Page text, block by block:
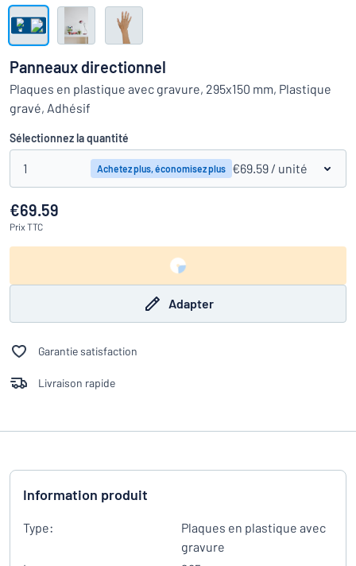
ne parvenez pas à trouver ce que vous cherchez ? À vous de
travail
Montrer toutes les catégories
Demande
devis
Se
connecter
Service
clients
Entreprise
Panneaux directionnel
Plaques en plastique avec gravure, 295x150 mm, Plastique
gravé, Adhésif
Sélectionnez la quantité
1 Achetez plus, économisez plus €69.59 / unité
€69.59
PrixTTC
Adapter
Garantie satisfaction
Livraison rapide
Information produit
Type:
Plaques en plastique avec
gravure